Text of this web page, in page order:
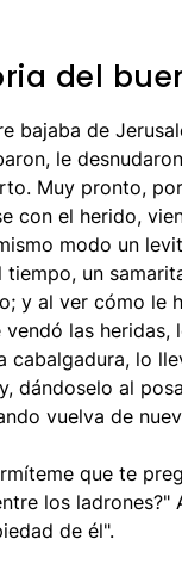
del
bajaba de
le
Muy pronto,
con el herido,
modo un
un
y al ver cómo le
las heridas,
cabalgadura, lo
dándoselo al
vuelva de
que te
los ladrones?"
de él".